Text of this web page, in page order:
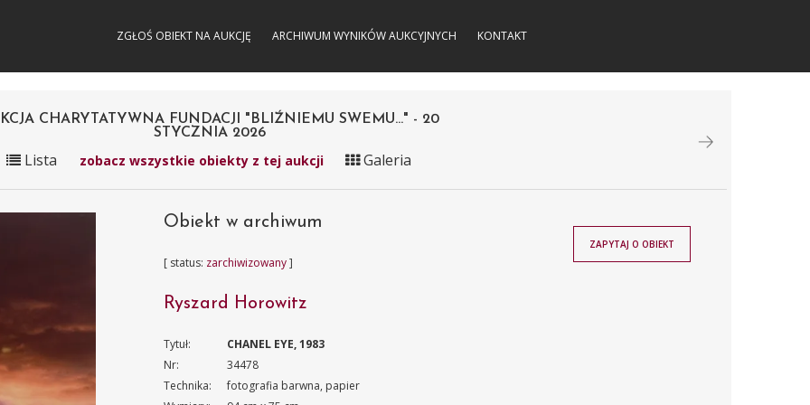
ZGŁOŚ OBIEKT NA AUKCJĘ ARCHIWUM WYNIKÓW AUKCYJNYCH KONTAKT
CHARYTATYWNA FUNDACJI "BLIŹNIEMU SWEMU..." - 20
STYCZNIA 2026
Lista zobacz wszystkie obiekty z tej aukcji Galeria
Obiekt w archiwum
[ status: zarchiwizowany]
Ryszard Horowitz
Tytuł:
CHANEL EYE, 1983
Nr:
34478
Technika:
fotografia barwna, papier
ZAPYTAJ O OBIEKT